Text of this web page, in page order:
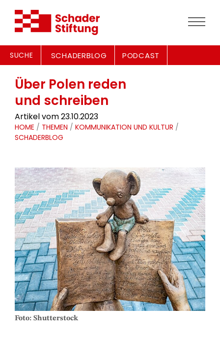
SUCHE SCHADERBLOG PODCAST
Über Polen reden
und schreiben
Artikel vom 23.10.2023
HOME / THEMEN / KOMMUNIKATION UND KULTUR /
SCHADERBLOG
Foto: Shutterstock